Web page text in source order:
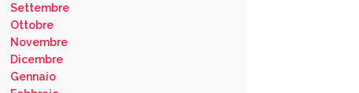
Settembre
Ottobre
Novembre
Dicembre
Gennaio